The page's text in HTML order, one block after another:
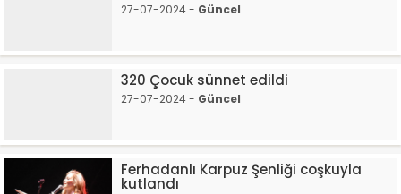
27-07-2024 - Güncel
320 Çocuk sünnet edildi
27-07-2024 - Güncel
Ferhadanlı Karpuz Şenliği coşkuyla
kutlandı